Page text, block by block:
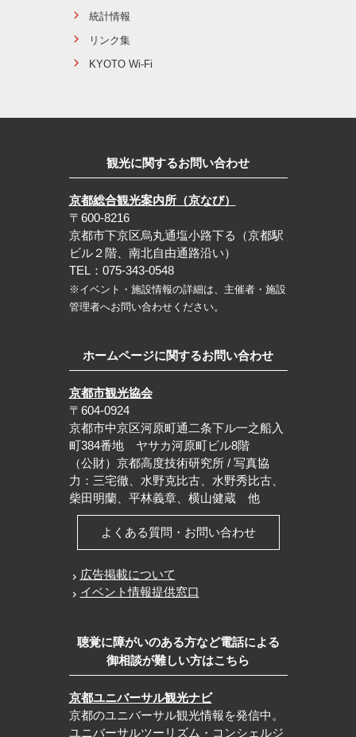
統計情報
リンク集
KYOTO Wi-Fi
観光に関するお問い合わせ
京都総合観光案内所（京なび）
〒600-8216
京都市下京区烏丸通塩小路下る（京都駅
ビル２階、南北自由通路沿い）
TEL：075-343-0548
※イベント・施設情報の詳細は、主催者・施設
管理者へお問い合わせください。
ホームページに関するお問い合わせ
京都市観光協会
〒604-0924
京都市中京区河原町通二条下ル一之船入
町384番地 ヤサカ河原町ビル8階
（公財）京都高度技術研究所 / 写真協
力：三宅徹、水野克比古、水野秀比古、
柴田明蘭、平林義章、横山健蔵 他
よくある質問・お問い合わせ
広告掲載について
イベント情報提供窓口
聴覚に障がいのある方など電話による
御相談が難しい方はこちら
京都ユニバーサル観光ナビ
京都のユニバーサル観光情報を発信中。
ユニバーサルツーリズム・コンシェルジ